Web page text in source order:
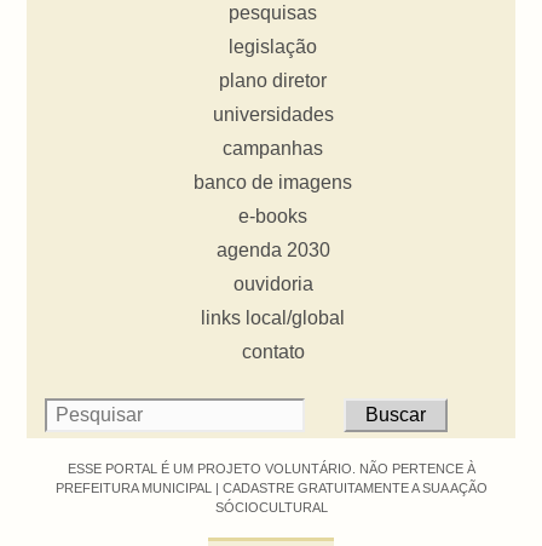
pesquisas
legislação
plano diretor
universidades
campanhas
banco de imagens
e-books
agenda 2030
ouvidoria
links local/global
contato
ESSE PORTAL É UM PROJETO VOLUNTÁRIO. NÃO PERTENCE À
PREFEITURA MUNICIPAL | CADASTRE GRATUITAMENTE A SUA AÇÃO
SÓCIOCULTURAL